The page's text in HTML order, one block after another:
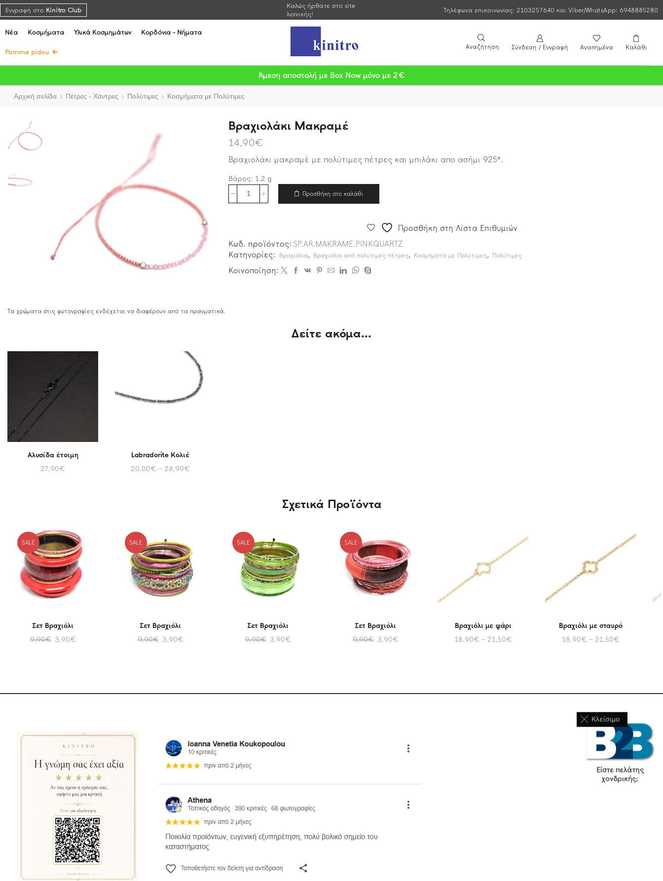
Κλείσιμο
Είστε πελάτης
χονδρικής;
Εγγραφή στο Kinitro Club
Καλώς ήρθατε στο site
λιανικής!
Τηλέφωνα επικοινωνίας: 2103257640 και Viber/WhatsApp: 6948885280
Νέα Κοσμήματα Υλικά Κοσμημάτων Κορδόνια - Νήματα
Pomme pidou
Αναζήτηση Σύνδεση / Εγγραφή Αγαπημένα Καλάθι
Άμεση αποστολή με Box Now μόνο με 2€
Αρχική σελίδα Πέτρες - Χάντρες Πολύτιμες Κοσμήματα με Πολύτιμες
Βραχιολάκι Μακραμέ
14,90€
Βραχιολάκι μακραμέ με πολύτιμες πέτρες και μπιλάκι απο ασήμι 925°.
Βάρος: 1.2 g
Προσθήκη στο καλάθι
Προσθήκη στη Λίστα Επιθυμιών
Κωδ. προϊόντος: SP.AR.MAKRAME.PINKQUARTZ
Κατηγορίες:
Βραχιόλια, Βραχιόλια από πολύτιμες πέτρες, Κοσμήματα με Πολύτιμες, Πολύτιμες
Κοινοποίηση:
Τα χρώματα στις φωτογραφίες ενδέχεται να διαφέρουν από τα πραγματικά.
Δείτε ακόμα...
Αλυσίδα έτοιμη
27,90€
Labradorite Κολιέ
20,00€ – 28,90€
Σχετικά Προϊόντα
SALE
Σετ Βραχιόλι
9,90€ 3,90€
SALE
Σετ Βραχιόλι
9,90€ 3,90€
SALE
Σετ Βραχιόλι
9,90€ 3,90€
SALE
Σετ Βραχιόλι
9,90€ 3,90€
Βραχιόλι με ψάρι
18,90€ – 21,50€
Βραχιόλι με σταυρό
18,90€ – 21,50€